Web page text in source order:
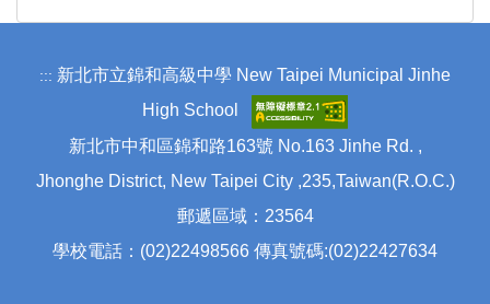
::: 新北市立錦和高級中學 New Taipei Municipal Jinhe
High School
新北市中和區錦和路163號 No.163 Jinhe Rd. ,
Jhonghe District, New Taipei City ,235,Taiwan(R.O.C.)
郵遞區域：23564
學校電話：(02)22498566 傳真號碼:(02)22427634